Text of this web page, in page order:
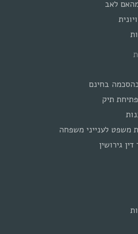
לאב
בחינם
תיק
משפט לענייני משפחה
גירושין